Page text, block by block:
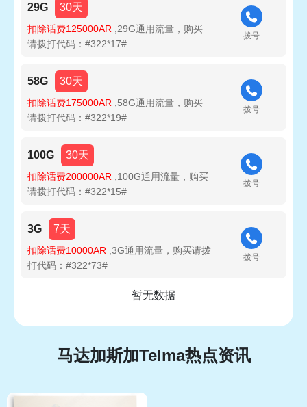
29G 30天
扣除话费125000AR ,29G通用流量，购买
请拨打代码：#322*17#
拨号
58G 30天
扣除话费175000AR ,58G通用流量，购买
请拨打代码：#322*19#
拨号
100G 30天
扣除话费200000AR ,100G通用流量，购买
请拨打代码：#322*15#
拨号
3G 7天
扣除话费10000AR ,3G通用流量，购买请拨
打代码：#322*73#
拨号
暂无数据
马达加斯加Telma热点资讯